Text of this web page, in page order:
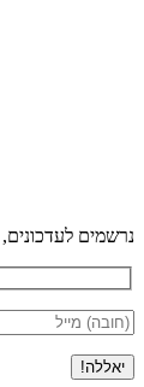
נרשמים לעדכונים,